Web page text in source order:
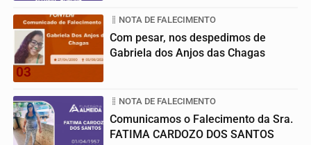
03
NOTA DE FALECIMENTO
Com pesar, nos despedimos de
Gabriela dos Anjos das Chagas
NOTA DE FALECIMENTO
Comunicamos o Falecimento da Sra.
FATIMA CARDOZO DOS SANTOS